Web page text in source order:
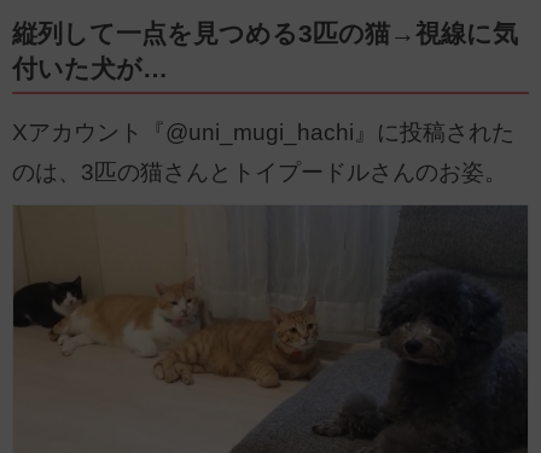
縦列して一点を見つめる3匹の猫→視線に気
付いた犬が…
Xアカウント『@uni_mugi_hachi』に投稿された
のは、3匹の猫さんとトイプードルさんのお姿。